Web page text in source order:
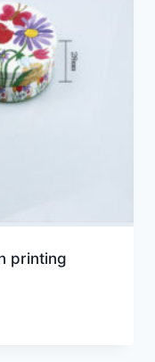
printing